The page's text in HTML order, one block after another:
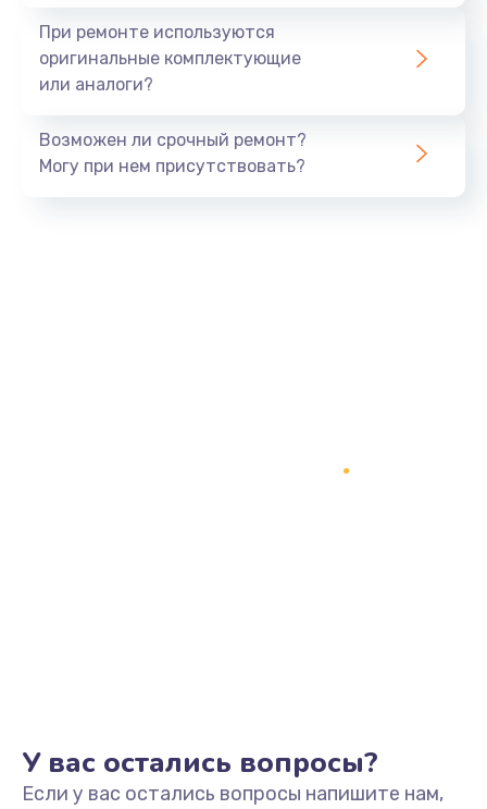
Заказать
Заказать
1045 руб.
Заказать
При ремонте используются
оригинальные комплектующие
или аналоги?
Возможен ли срочный ремонт?
Могу при нем присутствовать?
У вас остались вопросы?
Если у вас остались вопросы напишите нам,